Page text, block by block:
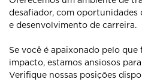
desafiador, com
e desenvolvimento de carreira.
Se você é apaixonado pelo que
impacto, estamos ansiosos
Verifique nossas posições